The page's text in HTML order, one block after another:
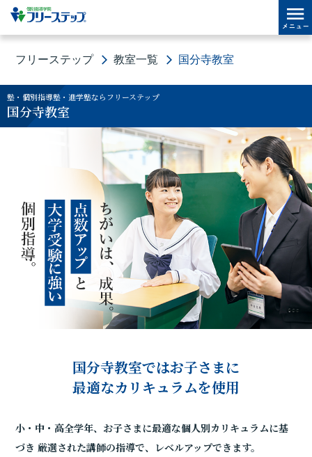
フリーステップ 教室一覧 国分寺教室
塾・個別指導塾・進学塾ならフリーステップ
国分寺教室
国分寺教室ではお子さまに
最適なカリキュラムを使用
小・中・高全学年、お子さまに最適な個人別カリキュラムに基
づき 厳選された講師の指導で、レベルアップできます。